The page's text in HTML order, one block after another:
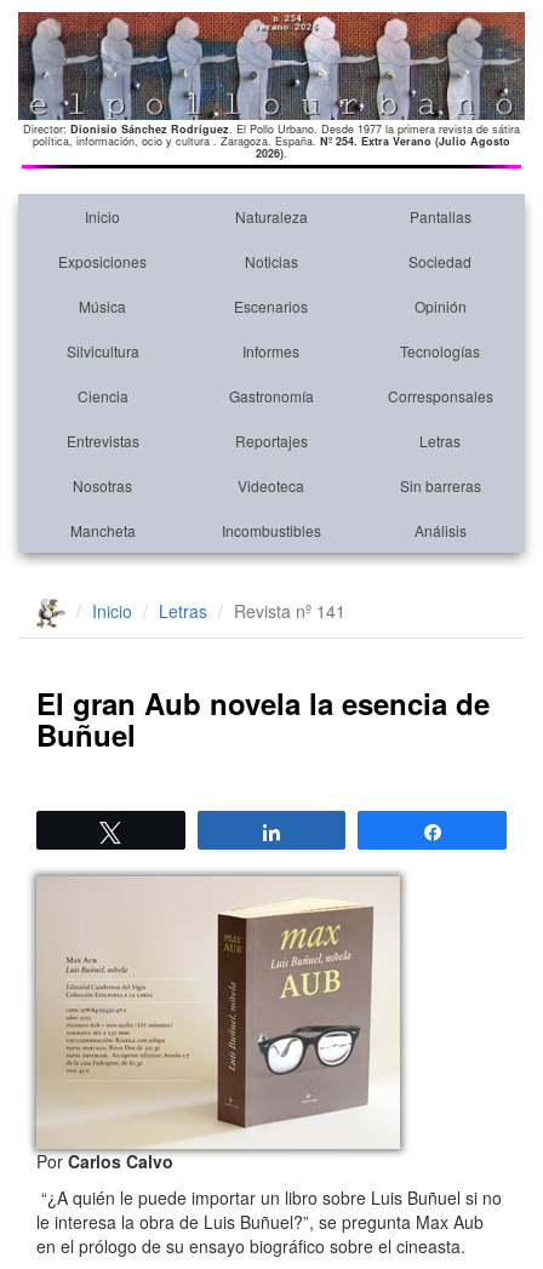
Director: Dionisio Sánchez Rodríguez. El Pollo Urbano. Desde 1977 la primera revista de sátira
política, información, ocio y cultura . Zaragoza. España. Nº 254. Extra Verano (Julio Agosto
2026).
Inicio Naturaleza Pantallas
Exposiciones Noticias Sociedad
Música Escenarios Opinión
Silvicultura Informes Tecnologías
Ciencia Gastronomía Corresponsales
Entrevistas Reportajes Letras
Nosotras Videoteca Sin barreras
Mancheta Incombustibles Análisis
Inicio Letras Revista nº 141
El gran Aub novela la esencia de
Buñuel
PorCarlos Calvo
“¿A quién le puede importar un libro sobre Luis Buñuel si no
le interesa la obra de Luis Buñuel?”, se pregunta Max Aub
en el prólogo de su ensayo biográfico sobre el cineasta.